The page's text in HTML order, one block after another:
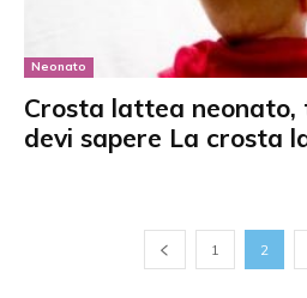
Neonato
Crosta lattea neonato,
devi sapere La crosta
1 2